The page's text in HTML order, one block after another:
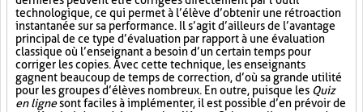
technologique, ce qui permet à l’élève d’obtenir une rétroaction
instantanée sur sa performance. Il s’agit d’ailleurs de l’avantage
principal de ce type d’évaluation par rapport à une évaluation
classique où l’enseignant a besoin d’un certain temps pour
corriger les copies. Avec cette technique, les enseignants
gagnent beaucoup de temps de correction, d’où sa grande utilité
pour les groupes d’élèves nombreux. En outre, puisque les Quiz
en lignesont faciles à implémenter, il est possible d’en prévoir de